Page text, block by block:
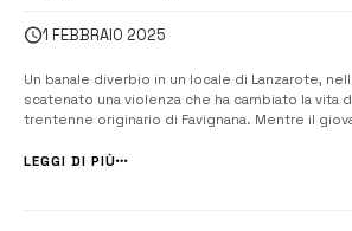
1 FEBBRAIO 2025
Un banale diverbio in un locale di Lanzarote,
scatenato una violenza che ha cambiato la vita
trentenne originario di Favignana. Mentre il
sigaretta, è stato aggredito senza motivo
LEGGI DI PIÙ